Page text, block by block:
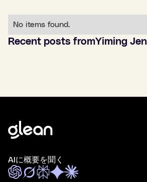
Recent posts fromYiming Jen
No items found.
AIに概要を聞く